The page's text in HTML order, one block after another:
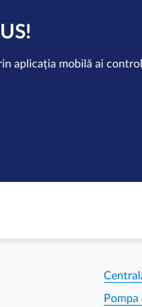
aplicația mobilă ai